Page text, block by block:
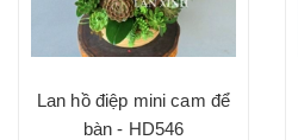
Lan hồ điệp mini cam để
bàn - HD546